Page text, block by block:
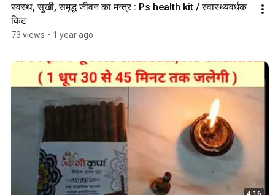
स्वस्थ, सुखी, समृद्ध जीवन का मन्त्र : Ps health kit / स्वास्थ्यवर्धक
किट
73 views • 1 year ago